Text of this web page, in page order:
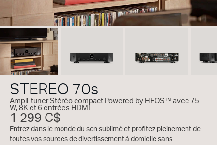
STEREO 70s
Ampli-tuner Stéréo compact Powered by HEOS™ avec 75
W, 8K et 6 entrées HDMI
1 299 C$
Entrez dans le monde du son sublimé et profitez pleinement de
toutes vos sources de divertissement à domicile sans